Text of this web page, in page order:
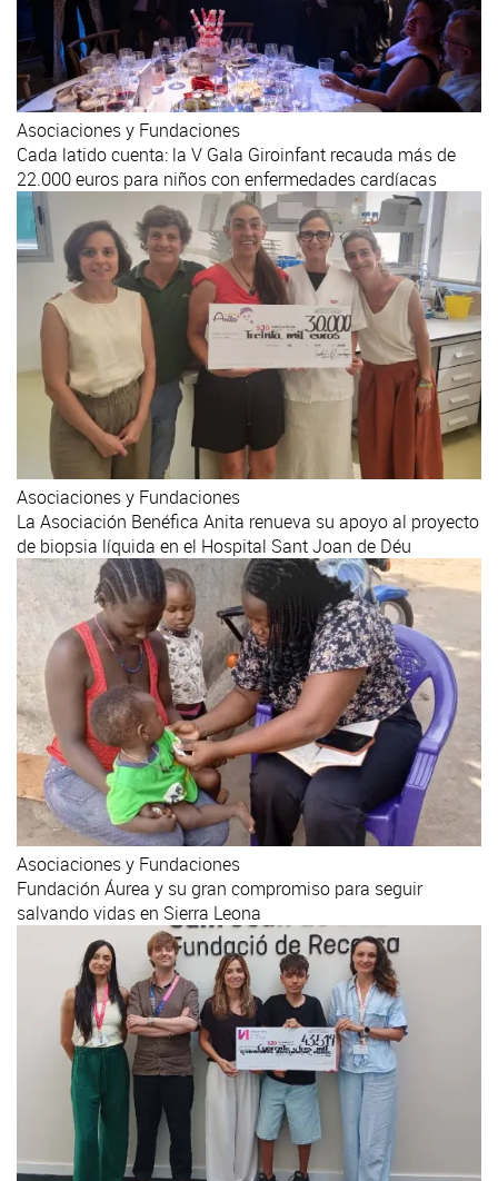
Asociaciones y Fundaciones
Cada latido cuenta: la V Gala Giroinfant recauda más de
22.000 euros para niños con enfermedades cardíacas
Asociaciones y Fundaciones
La Asociación Benéfica Anita renueva su apoyo al proyecto
de biopsia líquida en el Hospital Sant Joan de Déu
Asociaciones y Fundaciones
Fundación Áurea y su gran compromiso para seguir
salvando vidas en Sierra Leona